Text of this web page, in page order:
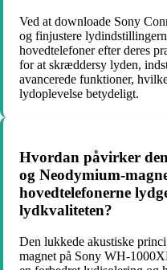
Ved at downloade Sony
og finjustere
hovedtelefoner efter deres
for at skræddersy lyden,
avancerede funktioner,
lydoplevelse betydeligt.
Hvordan påvirker
og Neodymium-
hovedtelefonerne
lydkvaliteten?
Den lukkede akustiske
magnet på Sony WH-